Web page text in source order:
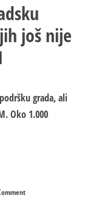
još nije
grada, ali
Oko 1.000
on